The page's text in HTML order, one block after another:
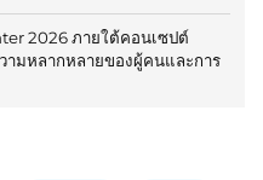
2026 ภายใต้คอนเซปต์
ามหลากหลายของผู้คนและการ